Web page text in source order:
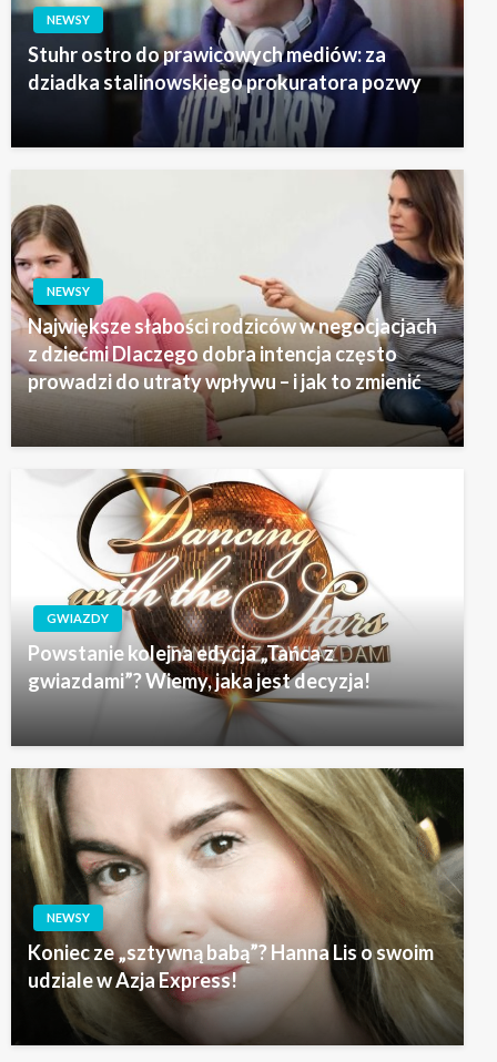
NEWSY
Stuhr ostro do prawicowych mediów: za
dziadka stalinowskiego prokuratora pozwy
NEWSY
Największe słabości rodziców w negocjacjach
z dziećmi Dlaczego dobra intencja często
prowadzi do utraty wpływu – i jak to zmienić
GWIAZDY
Powstanie kolejna edycja „Tańca z
gwiazdami”? Wiemy, jaka jest decyzja!
NEWSY
Koniec ze „sztywną babą”? Hanna Lis o swoim
udziale w Azja Express!